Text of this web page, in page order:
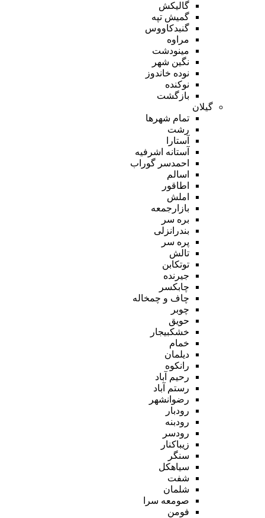
گالیکش
گمیش تپه
گنبدکاووس
مراوه
مینودشت
نگین شهر
نوده خاندوز
نوکنده
بازگشت
گیلان
تمام شهر‌ها
رشت
آستارا
آستانه اشرفیه
احمدسر گوراب
اسالم
اطاقور
املش
بازارجمعه
بره سر
بندرانزلی
پره سر
تالش
توتکابن
جیرنده
چابکسر
چاف و چمخاله
چوبر
حویق
خشکبیجار
خمام
دیلمان
رانکوه
رحیم آباد
رستم آباد
رضوانشهر
رودبار
رودبنه
رودسر
زیباکنار
سنگر
سیاهکل
شفت
شلمان
صومعه سرا
فومن